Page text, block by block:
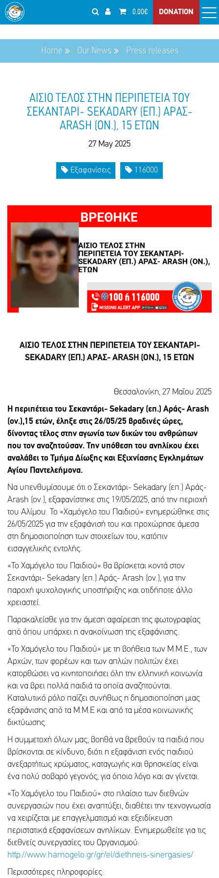
0.00€ DONATION
Home Our News Press releases
ΑΙΣΙΟ ΤΕΛΟΣ ΣΤΗΝ ΠΕΡΙΠΕΤΕΙΑ ΤΟΥ
ΣΕΚΑΝΤΑΡΙ- SEKADARY (ΕΠ.) ΑΡΑΣ-
ARASH (ΟΝ.), 15 ΕΤΩΝ
27 May 2025
Εξαφανίσεις 116000
ΑΙΣΙΟ ΤΕΛΟΣ ΣΤΗΝ ΠΕΡΙΠΕΤΕΙΑ ΤΟΥ ΣΕΚΑΝΤΑΡΙ-
SEKADARY (ΕΠ.) ΑΡΑΣ- ARASH (ΟΝ.), 15 ΕΤΩΝ
Θεσσαλονίκη, 27 Μαΐου 2025
Η περιπέτεια του Σεκαντάρι- Sekadary (επ.) Αράς- Arash
(ον.),15 ετών, έληξε στις 26/05/25 βραδινές ώρες,
δίνοντας τέλος στην αγωνία των δικών του ανθρώπων
που τον αναζητούσαν. Την υπόθεση του ανηλίκου έχει
αναλάβει το Τμήμα Δίωξης και Εξιχνίασης Εγκλημάτων
Αγίου Παντελεήμονα.
Να υπενθυμίσουμε ότι ο Σεκαντάρι- Sekadary (επ.) Αράς-
Arash (ον.), εξαφανίστηκε στις 19/05/2025, από την περιοχή
του Αλίμου. Το «Χαμόγελο του Παιδιού» ενημερώθηκε στις
26/05/2025 για την εξαφάνισή του και προχώρησε άμεσα
στη δημοσιοποίηση των στοιχείων του, κατόπιν
εισαγγελικής εντολής.
«To Χαμόγελο του Παιδιού» θα βρίσκεται κοντά στον
Σεκαντάρι- Sekadary (επ.) Αράς- Arash (ον.), για την
παροχή ψυχολογικής υποστήριξης και οτιδήποτε άλλο
χρειαστεί.
Παρακαλείσθε για την άμεση αφαίρεση της φωτογραφίας
από όπου υπάρχει η ανακοίνωση της εξαφάνισης.
«Το Χαμόγελο του Παιδιού» με τη βοήθεια των Μ.Μ.Ε., των
Αρχών, των φορέων και των απλών πολιτών έχει
κατορθώσει να κινητοποιήσει όλη την ελληνική κοινωνία
και να βρει πολλά παιδιά τα οποία αναζητούνται.
Καταλυτικό ρόλο παίζει συνήθως η δημοσιοποίηση μιας
εξαφάνισης από τα Μ.Μ.Ε και από τα μέσα κοινωνικής
δικτύωσης.
Η συμμετοχή όλων μας, βοηθά να βρεθούν τα παιδιά που
βρίσκονται σε κίνδυνο, διότι η εξαφάνιση ενός παιδιού
ανεξαρτήτως χρώματος, καταγωγής και θρησκείας είναι
ένα πολύ σοβαρό γεγονός, για όποιο λόγο και αν γίνεται.
«Το Χαμόγελο του Παιδιού» στο πλαίσιο των διεθνών
συνεργασιών που έχει αναπτύξει, διαθέτει την τεχνογνωσία
να χειρίζεται με επαγγελματισμό και εξειδίκευση
περιστατικά εξαφανίσεων ανηλίκων. Ενημερωθείτε για τις
διεθνείς συνεργασίες του Οργανισμού:
http://www.hamogelo.gr/gr/el/diethneis-sinergasies/
Περισσότερες πληροφορίες: